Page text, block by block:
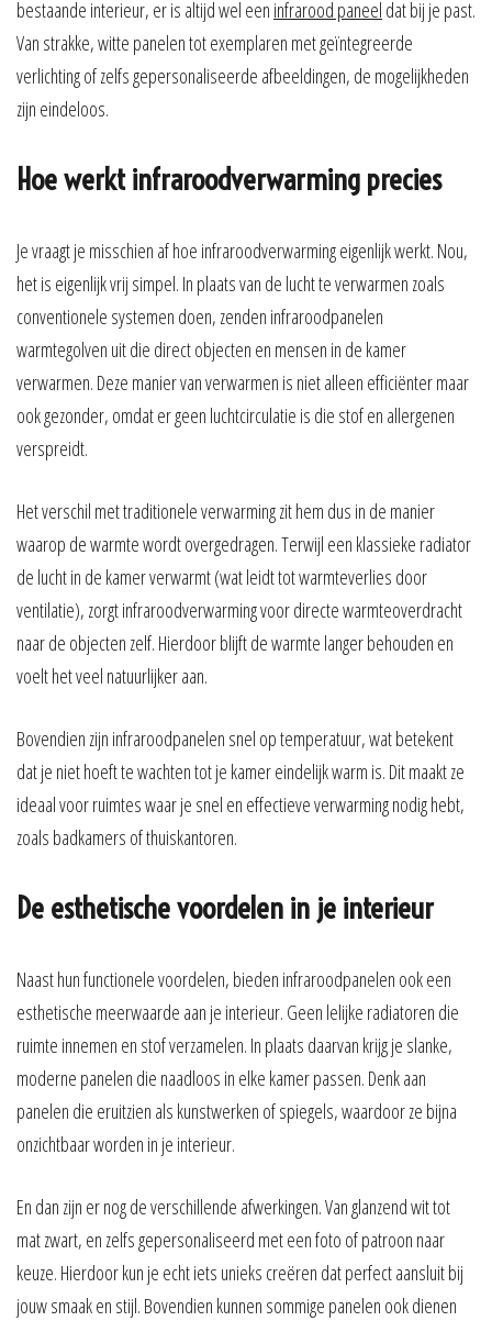
bestaande interieur, er is altijd wel een infrarood paneel dat bij je past.
Van strakke, witte panelen tot exemplaren met geïntegreerde
verlichting of zelfs gepersonaliseerde afbeeldingen, de mogelijkheden
zijn eindeloos.
Hoe werkt infraroodverwarming precies
Je vraagt je misschien af hoe infraroodverwarming eigenlijk werkt. Nou,
het is eigenlijk vrij simpel. In plaats van de lucht te verwarmen zoals
conventionele systemen doen, zenden infraroodpanelen
warmtegolven uit die direct objecten en mensen in de kamer
verwarmen. Deze manier van verwarmen is niet alleen efficiënter maar
ook gezonder, omdat er geen luchtcirculatie is die stof en allergenen
verspreidt.
Het verschil met traditionele verwarming zit hem dus in de manier
waarop de warmte wordt overgedragen. Terwijl een klassieke radiator
de lucht in de kamer verwarmt (wat leidt tot warmteverlies door
ventilatie), zorgt infraroodverwarming voor directe warmteoverdracht
naar de objecten zelf. Hierdoor blijft de warmte langer behouden en
voelt het veel natuurlijker aan.
Bovendien zijn infraroodpanelen snel op temperatuur, wat betekent
dat je niet hoeft te wachten tot je kamer eindelijk warm is. Dit maakt ze
ideaal voor ruimtes waar je snel en effectieve verwarming nodig hebt,
zoals badkamers of thuiskantoren.
De esthetische voordelen in je interieur
Naast hun functionele voordelen, bieden infraroodpanelen ook een
esthetische meerwaarde aan je interieur. Geen lelijke radiatoren die
ruimte innemen en stof verzamelen. In plaats daarvan krijg je slanke,
moderne panelen die naadloos in elke kamer passen. Denk aan
panelen die eruitzien als kunstwerken of spiegels, waardoor ze bijna
onzichtbaar worden in je interieur.
En dan zijn er nog de verschillende afwerkingen. Van glanzend wit tot
mat zwart, en zelfs gepersonaliseerd met een foto of patroon naar
keuze. Hierdoor kun je echt iets unieks creëren dat perfect aansluit bij
jouw smaak en stijl. Bovendien kunnen sommige panelen ook dienen